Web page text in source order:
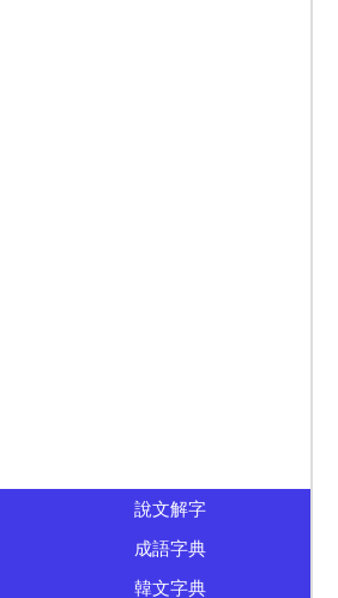
說文解字
成語字典
韓文字典